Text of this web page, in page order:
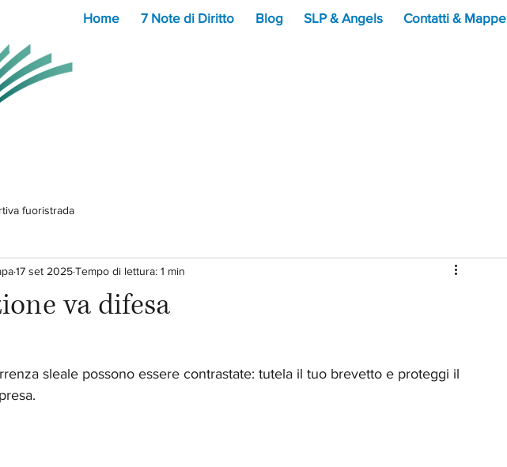
Home 7 Note di Diritto Blog SLP & Angels Contatti & Mappe
fuoristrada
va difesa
17 set 2025Tempo di lettura: 1 min
su 5.
sleale possono essere contrastate: tutela il tuo brevetto e proteggi il